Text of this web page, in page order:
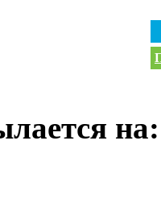
на: